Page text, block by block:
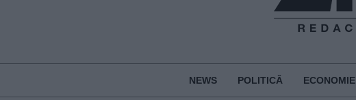
NEWS POLITICĂ ECONOMIE